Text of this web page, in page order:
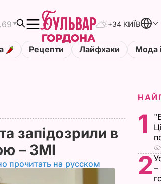
+34 КИЇВ
Рецепти Лайфхаки Мода
запідозрили в
– ЗМІ
прочитать на русском
1
2–